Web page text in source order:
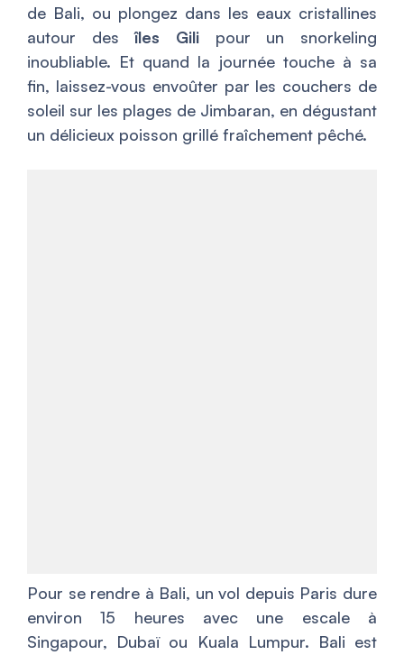
de Bali, ou plongez dans les eaux cristallines
autour des îles Gili pour un snorkeling
inoubliable. Et quand la journée touche à sa
fin, laissez-vous envoûter par les couchers de
soleil sur les plages de Jimbaran, en dégustant
un délicieux poisson grillé fraîchement pêché.
Pour se rendre à Bali, un vol depuis Paris dure
environ 15 heures avec une escale à
Singapour, Dubaï ou Kuala Lumpur. Bali est